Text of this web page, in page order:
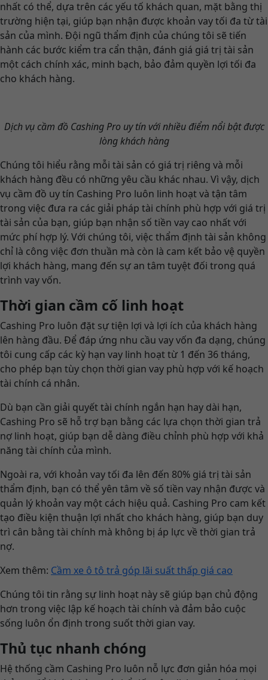
nhất có thể, dựa trên các yếu tố khách quan, mặt bằng thị
trường hiện tại, giúp bạn nhận được khoản vay tối đa từ tài
sản của mình. Đội ngũ thẩm định của chúng tôi sẽ tiến
hành các bước kiểm tra cẩn thận, đánh giá giá trị tài sản
một cách chính xác, minh bạch, bảo đảm quyền lợi tối đa
cho khách hàng.
Dịch vụ cầm đồ Cashing Pro uy tín với nhiều điểm nổi bật được
lòng khách hàng
Chúng tôi hiểu rằng mỗi tài sản có giá trị riêng và mỗi
khách hàng đều có những yêu cầu khác nhau. Vì vậy, dịch
vụ cầm đồ uy tín Cashing Pro luôn linh hoạt và tận tâm
trong việc đưa ra các giải pháp tài chính phù hợp với giá trị
tài sản của bạn, giúp bạn nhận số tiền vay cao nhất với
mức phí hợp lý. Với chúng tôi, việc thẩm định tài sản không
chỉ là công việc đơn thuần mà còn là cam kết bảo vệ quyền
lợi khách hàng, mang đến sự an tâm tuyệt đối trong quá
trình vay vốn.
Thời gian cầm cố linh hoạt
Cashing Pro luôn đặt sự tiện lợi và lợi ích của khách hàng
lên hàng đầu. Để đáp ứng nhu cầu vay vốn đa dạng, chúng
tôi cung cấp các kỳ hạn vay linh hoạt từ 1 đến 36 tháng,
cho phép bạn tùy chọn thời gian vay phù hợp với kế hoạch
tài chính cá nhân.
Dù bạn cần giải quyết tài chính ngắn hạn hay dài hạn,
Cashing Pro sẽ hỗ trợ bạn bằng các lựa chọn thời gian trả
nợ linh hoạt, giúp bạn dễ dàng điều chỉnh phù hợp với khả
năng tài chính của mình.
Ngoài ra, với khoản vay tối đa lên đến 80% giá trị tài sản
thẩm định, bạn có thể yên tâm về số tiền vay nhận được và
quản lý khoản vay một cách hiệu quả. Cashing Pro cam kết
tạo điều kiện thuận lợi nhất cho khách hàng, giúp bạn duy
trì cân bằng tài chính mà không bị áp lực về thời gian trả
nợ.
Xem thêm: Cầm xe ô tô trả góp lãi suất thấp giá cao
Chúng tôi tin rằng sự linh hoạt này sẽ giúp bạn chủ động
hơn trong việc lập kế hoạch tài chính và đảm bảo cuộc
sống luôn ổn định trong suốt thời gian vay.
Thủ tục nhanh chóng
Hệ thống cầm Cashing Pro luôn nỗ lực đơn giản hóa mọi